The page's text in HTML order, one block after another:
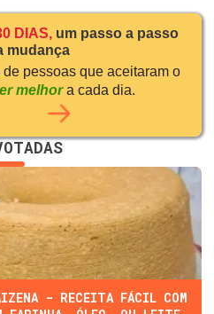
DIAS, um passo a passo
mudança
pessoas que aceitaram o
melhora cada dia.
- RECEITA FÁCIL COM